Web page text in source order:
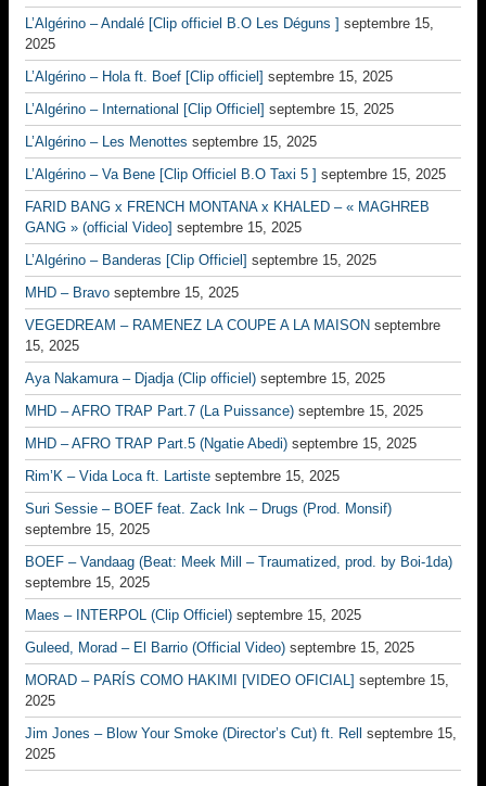
L’Algérino – Andalé [Clip officiel B.O Les Déguns ] septembre 15,
2025
L’Algérino – Hola ft. Boef [Clip officiel] septembre 15, 2025
L’Algérino – International [Clip Officiel] septembre 15, 2025
L’Algérino – Les Menottes septembre 15, 2025
L’Algérino – Va Bene [Clip Officiel B.O Taxi 5 ] septembre 15, 2025
FARID BANG x FRENCH MONTANA x KHALED – « MAGHREB
GANG » (official Video] septembre 15, 2025
L’Algérino – Banderas [Clip Officiel] septembre 15, 2025
MHD – Bravo septembre 15, 2025
VEGEDREAM – RAMENEZ LA COUPE A LA MAISON septembre
15, 2025
Aya Nakamura – Djadja (Clip officiel) septembre 15, 2025
MHD – AFRO TRAP Part.7 (La Puissance) septembre 15, 2025
MHD – AFRO TRAP Part.5 (Ngatie Abedi) septembre 15, 2025
Rim’K – Vida Loca ft. Lartiste septembre 15, 2025
Suri Sessie – BOEF feat. Zack Ink – Drugs (Prod. Monsif)
septembre 15, 2025
BOEF – Vandaag (Beat: Meek Mill – Traumatized, prod. by Boi-1da)
septembre 15, 2025
Maes – INTERPOL (Clip Officiel) septembre 15, 2025
Guleed, Morad – El Barrio (Official Video) septembre 15, 2025
MORAD – PARÍS COMO HAKIMI [VIDEO OFICIAL] septembre 15,
2025
Jim Jones – Blow Your Smoke (Director’s Cut) ft. Rell
septembre 15,
2025